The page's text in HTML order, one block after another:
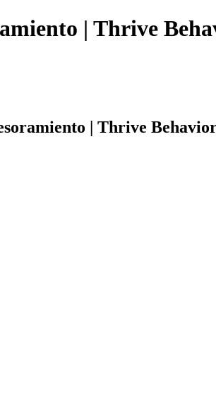
| Thrive
| Thrive